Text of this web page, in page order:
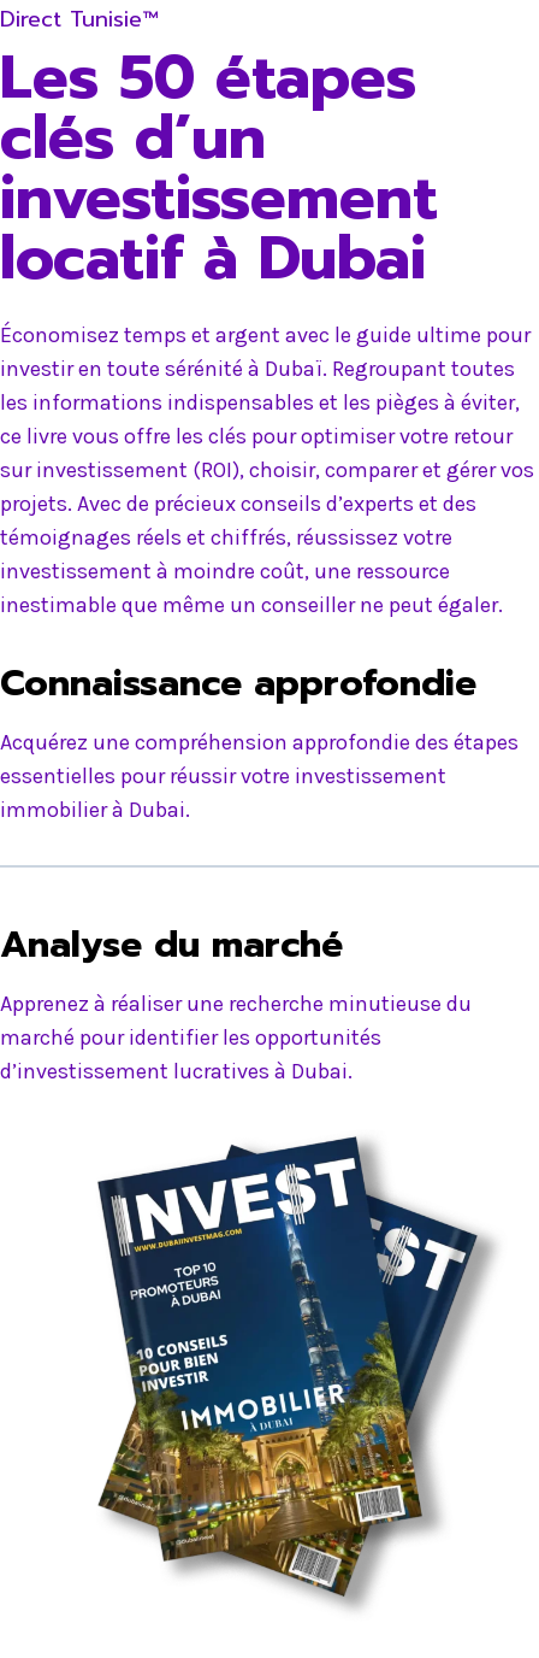
Direct Tunisie™
Les 50 étapes
clés d’un
investissement
locatif à Dubai
Économisez temps et argent avec le guide ultime pour
investir en toute sérénité à Dubaï. Regroupant toutes
les informations indispensables et les pièges à éviter,
ce livre vous offre les clés pour optimiser votre retour
sur investissement (ROI), choisir, comparer et gérer vos
projets. Avec de précieux conseils d’experts et des
témoignages réels et chiffrés, réussissez votre
investissement à moindre coût, une ressource
inestimable que même un conseiller ne peut égaler.
Connaissance approfondie
Acquérez une compréhension approfondie des étapes
essentielles pour réussir votre investissement
immobilier à Dubai.
Analyse du marché
Apprenez à réaliser une recherche minutieuse du
marché pour identifier les opportunités
d’investissement lucratives à Dubai.